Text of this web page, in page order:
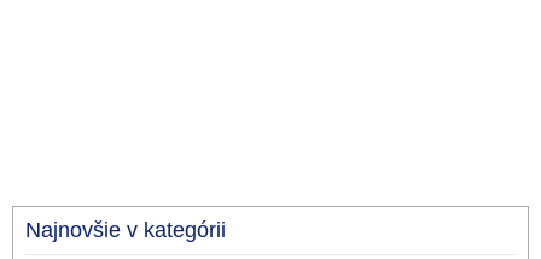
Najnovšie v kategórii